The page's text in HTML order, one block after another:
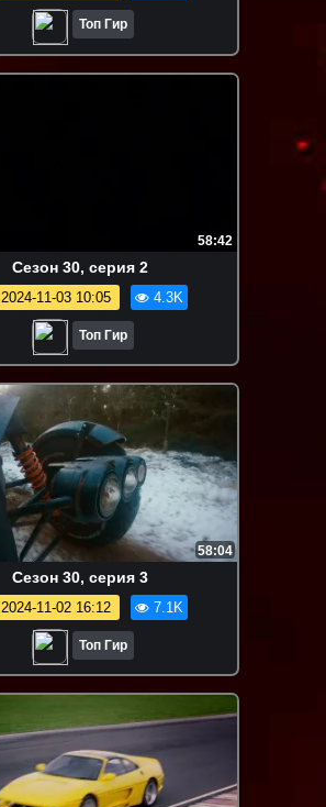
Топ Гир
58:42
Сезон 30, серия 2
2024-11-03 10:05 4.3K
Топ Гир
58:04
Сезон 30, серия 3
2024-11-02 16:12 7.1K
Топ Гир